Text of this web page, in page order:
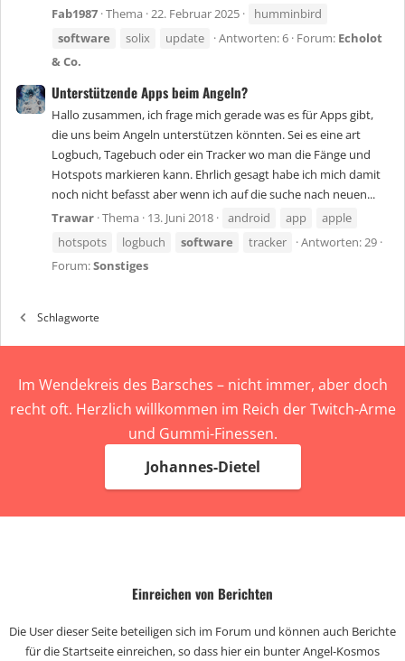
Fab1987 Thema 22. Februar 2025
humminbird
software
solix update Antworten: 6 Forum: Echolot
& Co.
Unterstützende Apps beim Angeln?
Hallo zusammen, ich frage mich gerade was es für Apps gibt,
die uns beim Angeln unterstützen könnten. Sei es eine art
Logbuch, Tagebuch oder ein Tracker wo man die Fänge und
Hotspots markieren kann. Ehrlich gesagt habe ich mich damit
noch nicht befasst aber wenn ich auf die suche nach neuen...
Trawar Thema 13. Juni 2018 android app
apple
hotspots
logbuch software tracker
Antworten: 29
Forum:Sonstiges
Schlagworte
Im Wendekreis des Barsches – nicht immer, aber doch
recht oft. Herzlich willkommen im Reich der Twitch-Arme
und Gummi-Finessen.
Johannes-Dietel
Einreichen von Berichten
Die User dieser Seite beteiligen sich im Forum und können auch Berichte
für die Startseite einreichen, so dass hier ein bunter Angel-Kosmos